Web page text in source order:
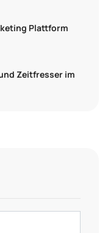
Plattform
Zeitfresser im